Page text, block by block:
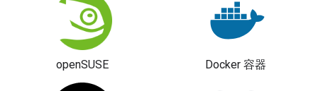
openSUSE Docker 容器